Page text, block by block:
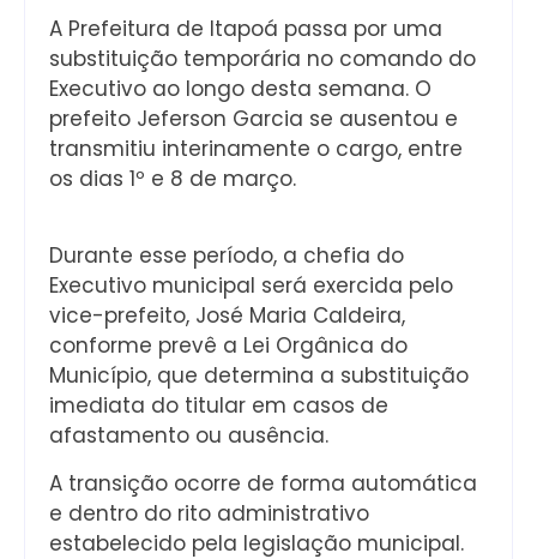
A Prefeitura de Itapoá passa por uma
substituição temporária no comando do
Executivo ao longo desta semana. O
prefeito Jeferson Garcia se ausentou e
transmitiu interinamente o cargo, entre
os dias 1º e 8 de março.
Durante esse período, a chefia do
Executivo municipal será exercida pelo
vice-prefeito, José Maria Caldeira,
conforme prevê a Lei Orgânica do
Município, que determina a substituição
imediata do titular em casos de
afastamento ou ausência.
A transição ocorre de forma automática
e dentro do rito administrativo
estabelecido pela legislação municipal.